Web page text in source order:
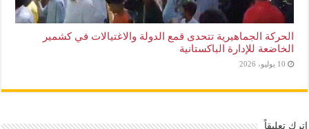
الحركة الجماهيرية تتحدى قمع الدولة والاغتيالات في كشمير
الخاضعة للإدارة الباكستانية
10 يوليو، 2026
اترك تعليقاً